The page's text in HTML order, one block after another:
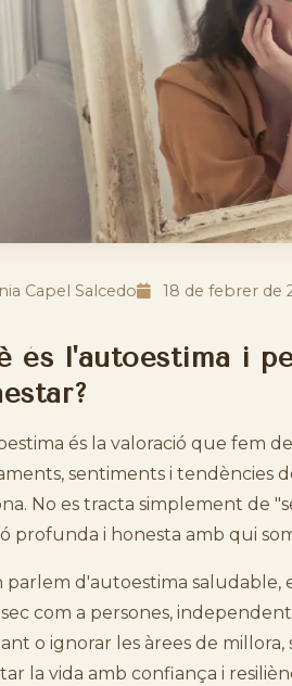
Capel Salcedo 18 de febrer de
és l'autoestima i
és la valoració que fem
sentiments i tendències
No es tracta simplement de
profunda i honesta amb qui
parlem d'autoestima saludable,
com a persones,
o ignorar les àrees de
la vida amb confiança i